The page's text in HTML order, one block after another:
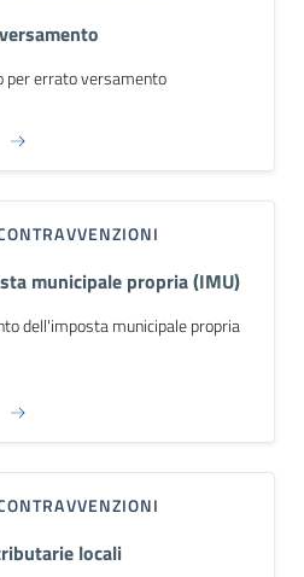
per errato versamento
municipale propria (IMU)
dell'imposta municipale propria
locali